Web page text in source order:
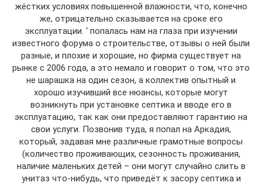
жёстких условиях повышенной влажности, что, конечно
же, отрицательно сказывается на сроке его
эксплуатации. ‘ попалась нам на глаза при изучении
известного форума о строительстве, отзывы о ней были
разные, и плохие и хорошие, но фирма существует на
рынке с 2006 года, а это немало и говорит о том, что это
не шарашка на один сезон, а коллектив опытный и
хорошо изучивший все нюансы, которые могут
возникнуть при установке септика и вводе его в
эксплуатацию, так как они предоставляют гарантию на
свои услуги. Позвонив туда, я попал на Аркадия,
который, задавая мне различные грамотные вопросы
(количество проживающих, сезонность проживания,
наличие маленьких детей – они могут случайно слить в
унитаз что-нибудь, что приведёт к засору септика и